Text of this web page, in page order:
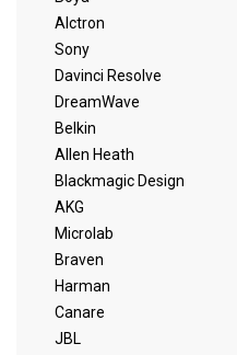
Alctron
Sony
Davinci Resolve
DreamWave
Belkin
Allen Heath
Blackmagic Design
AKG
Microlab
Braven
Harman
Canare
JBL